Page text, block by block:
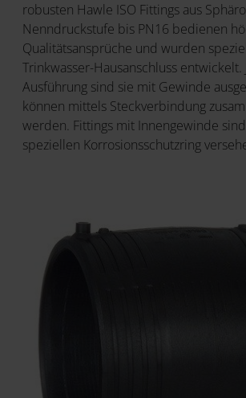
robusten Hawle ISO Fittings aus
Nenndruckstufe bis PN16 bedienen
Qualitätsansprüche und wurden
Trinkwasser-Hausanschluss entwickelt.
Ausführung sind sie mit Gewinde
können mittels Steckverbindung
werden. Fittings mit Innengewinde
speziellen Korrosionsschutzring